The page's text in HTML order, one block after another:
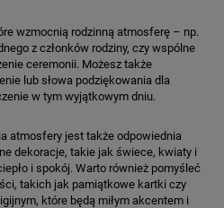
wzmocnią rodzinną atmosferę – np.
z członków rodziny, czy wspólne
ceremonii. Możesz także
lub słowa podziękowania dla
w tym wyjątkowym dniu.
atmosfery jest także odpowiednia
dekoracje, takie jak świece, kwiaty i
i spokój. Warto również pomyśleć
takich jak pamiątkowe kartki czy
które będą miłym akcentem i